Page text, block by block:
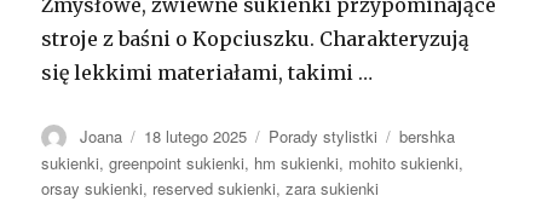
stroje z baśni o Kopciuszku. Charakteryzują
się lekkimi materiałami, takimi …
Autor
Joana Opublikowano
18 lutego 2025 Kategorie
Porady stylistki Tagi
bershka
sukienki,greenpoint sukienki, hm sukienki, mohito sukienki,
orsay sukienki, reserved sukienki,zara sukienki